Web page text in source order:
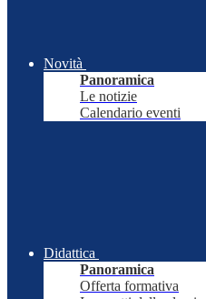
Novità
Panoramica
Le notizie
Calendario eventi
Didattica
Panoramica
Offerta formativa